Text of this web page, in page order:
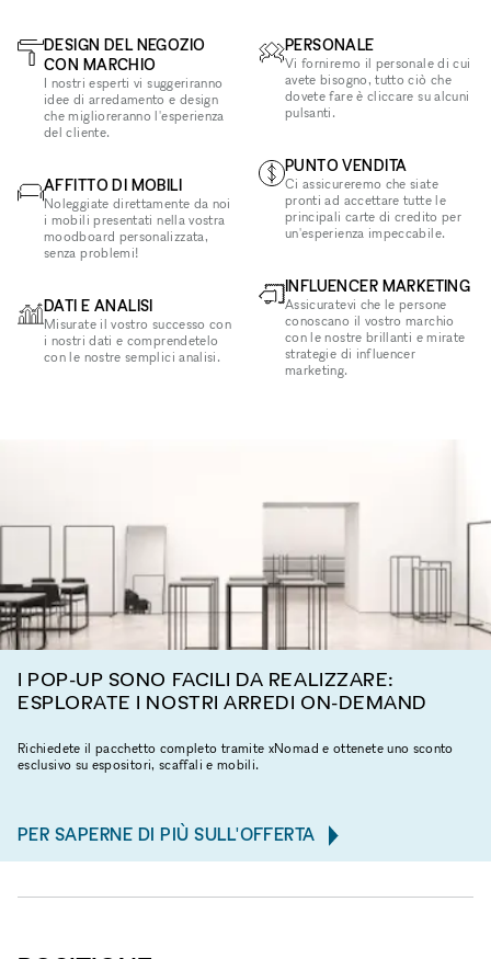
DESIGN DEL NEGOZIO
CON MARCHIO
I nostri esperti vi suggeriranno
idee di arredamento e design
che miglioreranno l'esperienza
del cliente.
AFFITTO DI MOBILI
Noleggiate direttamente da noi
i mobili presentati nella vostra
moodboard personalizzata,
senza problemi!
DATI E ANALISI
Misurate il vostro successo con
i nostri dati e comprendetelo
con le nostre semplici analisi.
PERSONALE
Vi forniremo il personale di cui
avete bisogno, tutto ciò che
dovete fare è cliccare su alcuni
pulsanti.
PUNTO VENDITA
Ci assicureremo che siate
pronti ad accettare tutte le
principali carte di credito per
un'esperienza impeccabile.
INFLUENCER MARKETING
Assicuratevi che le persone
conoscano il vostro marchio
con le nostre brillanti e mirate
strategie di influencer
marketing.
I POP-UP SONO FACILI DA REALIZZARE:
ESPLORATE I NOSTRI ARREDI ON-DEMAND
Richiedete il pacchetto completo tramite xNomad e ottenete uno sconto
esclusivo su espositori, scaffali e mobili.
PER SAPERNE DI PIÙ SULL'OFFERTA